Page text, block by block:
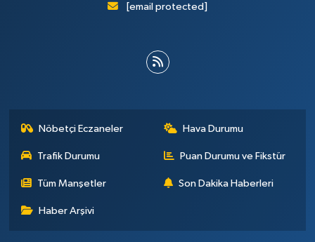
[email protected]
Nöbetçi Eczaneler Hava Durumu
Trafik Durumu Puan Durumu ve Fikstür
Tüm Manşetler Son Dakika Haberleri
Haber Arşivi